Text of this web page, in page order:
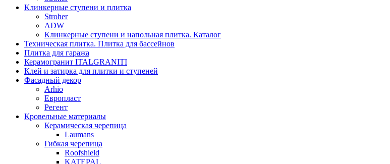
Клинкерные ступени и плитка
Stroher
ADW
Клинкерные ступени и напольная плитка. Каталог
Техническая плитка. Плитка для бассейнов
Плитка для гаража
Керамогранит ITALGRANITI
Клей и затирка для плитки и ступеней
Фасадный декор
Arhio
Европласт
Регент
Кровельные материалы
Керамическая черепица
Laumans
Гибкая черепица
Roofshield
KATEPAL